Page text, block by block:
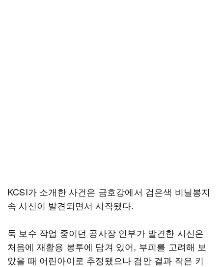
KCSI가 소개한 사건은 금호강에서 검은색 비닐봉지
속 시신이 발견되면서 시작됐다.
둑 보수 작업 중이던 공사장 인부가 발견한 시신은
처음에 재활용 봉투에 담겨 있어, 부피를 고려해 보
았을 때 어린아이로 추정됐으나 검안 결과 작은 키